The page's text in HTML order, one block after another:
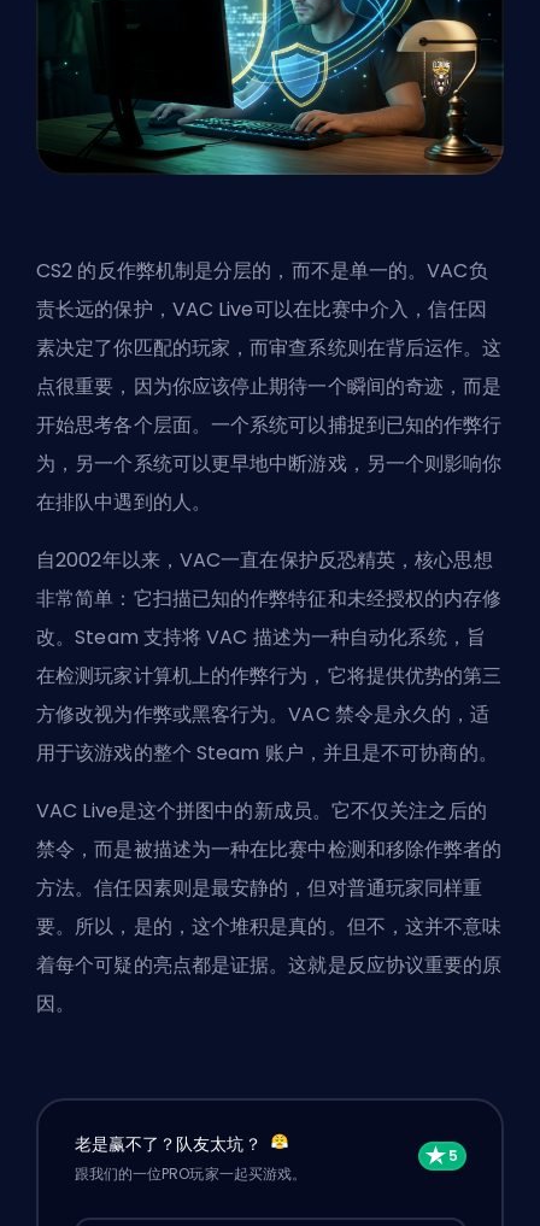
CS2 的反作弊机制是分层的，而不是单一的。VAC负
责长远的保护，VAC Live可以在比赛中介入，信任因
素决定了你匹配的玩家，而审查系统则在背后运作。这
点很重要，因为你应该停止期待一个瞬间的奇迹，而是
开始思考各个层面。一个系统可以捕捉到已知的作弊行
为，另一个系统可以更早地中断游戏，另一个则影响你
在排队中遇到的人。
自2002年以来，VAC一直在保护反恐精英，核心思想
非常简单：它扫描已知的作弊特征和未经授权的内存修
改。Steam 支持将 VAC 描述为一种自动化系统，旨
在检测玩家计算机上的作弊行为，它将提供优势的第三
方修改视为作弊或黑客行为。VAC 禁令是永久的，适
用于该游戏的整个 Steam 账户，并且是不可协商的。
VAC Live是这个拼图中的新成员。它不仅关注之后的
禁令，而是被描述为一种在比赛中检测和移除作弊者的
方法。信任因素则是最安静的，但对普通玩家同样重
要。所以，是的，这个堆积是真的。但不，这并不意味
着每个可疑的亮点都是证据。这就是反应协议重要的原
因。
老是赢不了？队友太坑？
跟我们的一位PRO玩家一起买游戏。